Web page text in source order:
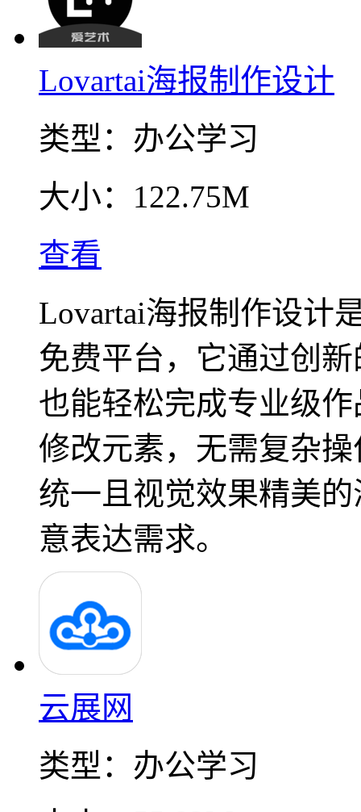
Lovartai海报制作设计
类型： 办公学习
大小： 122.75M
查看
Lovartai海报制作设计
免费平台，它通过创
也能轻松完成专业级
修改元素，无需复杂
统一且视觉效果精美
意表达需求。
云展网
类型： 办公学习